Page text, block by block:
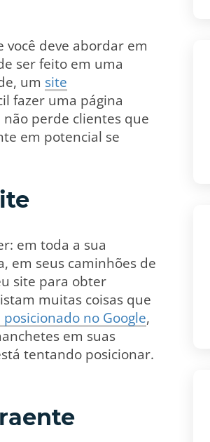
você deve abordar em
ser feito em uma
um site
fazer uma página
perde clientes que
em potencial se
em toda a sua
em seus caminhões de
site para obter
muitas coisas que
no Google,
em suas
tentando posicionar.